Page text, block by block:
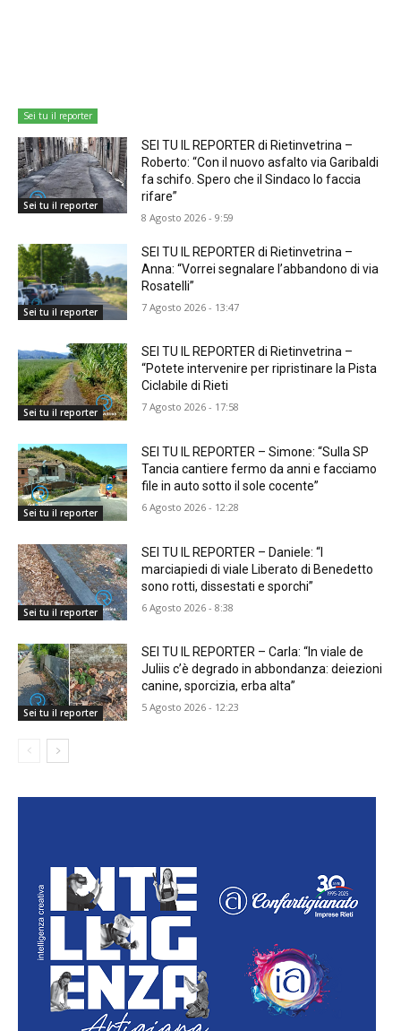
Sei tu il reporter
Sei tu il reporter
SEI TU IL REPORTER di Rietinvetrina –
Roberto: “Con il nuovo asfalto via Garibaldi
fa schifo. Spero che il Sindaco lo faccia
rifare”
8 Agosto 2026 - 9:59
Sei tu il reporter
SEI TU IL REPORTER di Rietinvetrina –
Anna: “Vorrei segnalare l’abbandono di via
Rosatelli”
7 Agosto 2026 - 13:47
Sei tu il reporter
SEI TU IL REPORTER di Rietinvetrina –
“Potete intervenire per ripristinare la Pista
Ciclabile di Rieti
7 Agosto 2026 - 17:58
Sei tu il reporter
SEI TU IL REPORTER – Simone: “Sulla SP
Tancia cantiere fermo da anni e facciamo
file in auto sotto il sole cocente”
6 Agosto 2026 - 12:28
Sei tu il reporter
SEI TU IL REPORTER – Daniele: “I
marciapiedi di viale Liberato di Benedetto
sono rotti, dissestati e sporchi”
6 Agosto 2026 - 8:38
Sei tu il reporter
SEI TU IL REPORTER – Carla: “In viale de
Juliis c’è degrado in abbondanza: deiezioni
canine, sporcizia, erba alta”
5 Agosto 2026 - 12:23